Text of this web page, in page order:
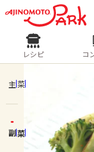
ログ
ホーム
レシピ
人気の食材・
きゅうり
レシピ コ
主菜
副菜